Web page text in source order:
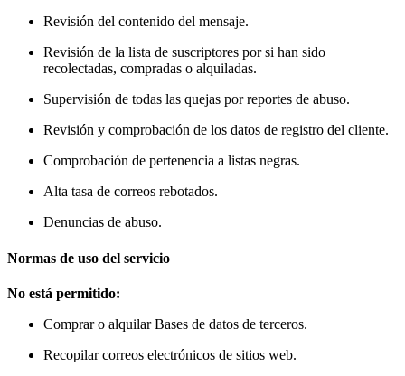
Revisión del contenido del mensaje.
Revisión de la lista de suscriptores por si han sido
recolectadas, compradas o alquiladas.
Supervisión de todas las quejas por reportes de abuso.
Revisión y comprobación de los datos de registro del cliente.
Comprobación de pertenencia a listas negras.
Alta tasa de correos rebotados.
Denuncias de abuso.
Normas de uso del servicio
No está permitido:
Comprar o alquilar Bases de datos de terceros.
Recopilar correos electrónicos de sitios web.